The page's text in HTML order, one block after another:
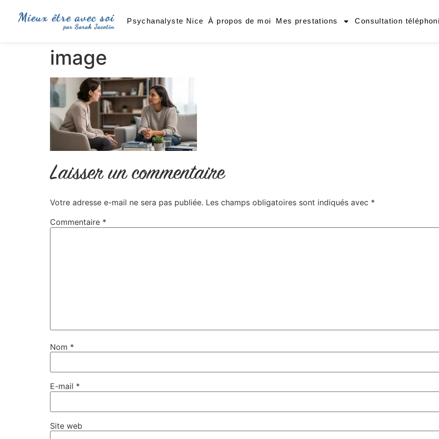
Psychanalyste Nice À propos de moi Mes prestations Consultation
image
Laisser un commentaire
Votre adresse e-mail ne sera pas publiée. Les champs obligatoires sont indiqués avec *
Commentaire *
Nom *
E-mail *
Site web